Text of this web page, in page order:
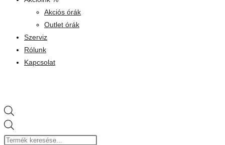
Akciós órák
Outlet órák
Szerviz
Rólunk
Kapcsolat
search